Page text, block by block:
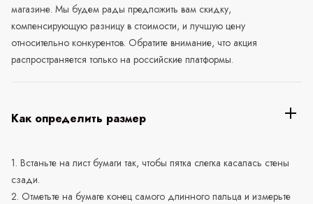
магазине. Мы будем рады предложить вам скидку,
компенсирующую разницу в стоимости, и лучшую цену
относительно конкурентов. Обратите внимание, что акция
распространяется только на российские платформы.
Как определить размер
1. Встаньте на лист бумаги так, чтобы пятка слегка касалась стены
сзади.
2. Отметьте на бумаге конец самого длинного пальца и измерьте